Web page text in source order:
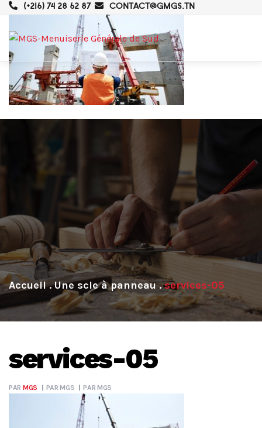
(+216) 74 28 62 87 CONTACT@GMGS.TN
. Une scie à panneau . services-05
services-05
PAR MGS PARMGS PARMGS